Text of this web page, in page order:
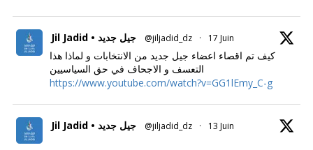
Jil Jadid • جيل جديد @jiljadid_dz · 17 Juin
كيف تم اقصاء اعضاء جيل جديد من الانتخابات و لماذا هذا
التعسف و الاجحاف في حق السياسيين
https://www.youtube.com/watch?v=GG1lEmy_C-g
Jil Jadid • جيل جديد @jiljadid_dz · 13 Juin